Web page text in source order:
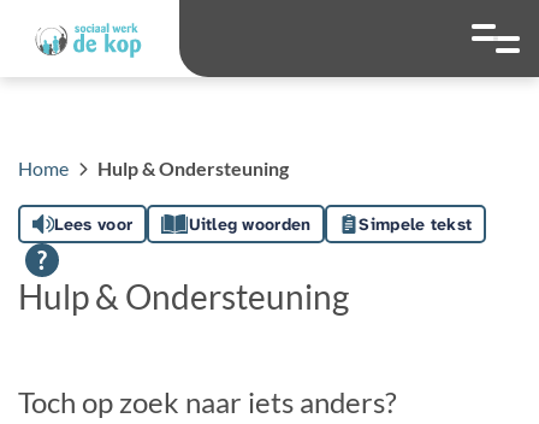
Hoog contrast
Ga naar
Home Hulp & Ondersteuning
Lees voor Uitleg woorden Simpele tekst
Hulp & Ondersteuning
Toch op zoek naar iets anders?